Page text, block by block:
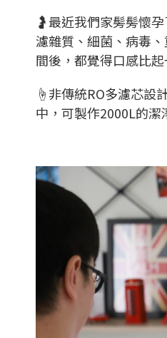
🤰最近我們家髣髣懷
濾雜質、細菌、病毒
間後，都覺得口感比起
☝️非傳統RO多濾芯設
中，可製作2000L的